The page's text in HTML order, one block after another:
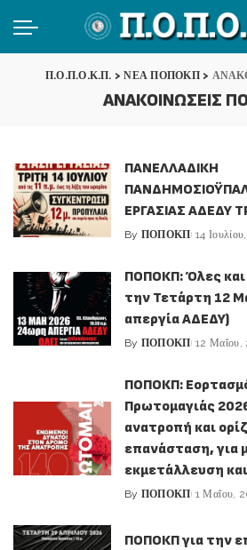
Π.Ο.Π.Ο.Κ.Π. >ΝΕΑ ΠΟΠΟΚΠ>
ΑΝΑΚΟΙΝΩΣΕΙΣ
ΠΑΝΕΛΛΑΔΙΚΗ
ΕΡΓΑΣΙΑΣ ΑΔΕΔΥ
Posted
By ΠΟΠΟΚΠ 14
ΠΟΠΟΚΠ: Όλες
την Τετάρτη 12
απεργία ΑΔΕΔΥ)
Posted
By ΠΟΠΟΚΠ 12 Μαΐου,
ΠΟΠΟΚΠ:
Πρωτομαγιάς
ανατροπή και
επανάσταση, για
εκμετάλλευση
Posted
By ΠΟΠΟΚΠ 1 Μαΐου,
ΠΟΠΟΚΠ για την